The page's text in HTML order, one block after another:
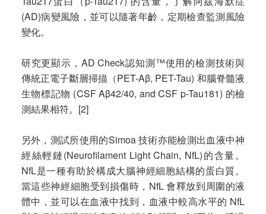
(AD)病變風險，並可以隨著年齡，定期檢查監測風險
變化。
研究更顯示，AD Check認知測™使用的檢測技術與
傳統正電子斷層掃描（PET-Aβ, PET-Tau) 和腦脊髓液
生物標記物 (CSF Aβ42/40, and CSF p-Tau181) 的檢
測結果相符。[2]
另外，測試所使用的Simoa 技術亦能檢測出血液中神
經絲輕鏈(Neurofilament Light Chain, NfL)的含量。
NfL是一種有助於構成大腦神經細胞結構的蛋白質。
當這些神經細胞受到損傷時，NfL 會釋放到周圍的液
體中，並可以在血液中找到，血液中較高水平的 NfL